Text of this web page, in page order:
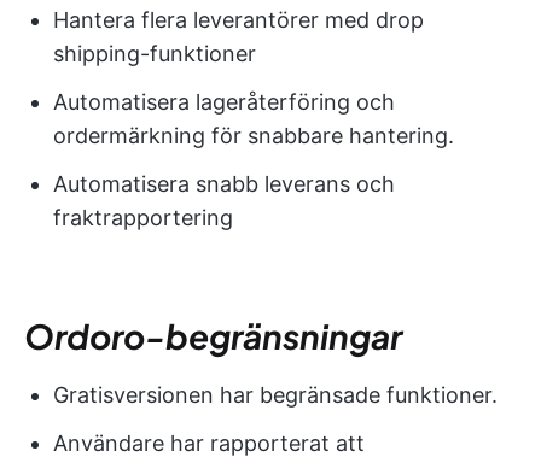
Hantera flera leverantörer med drop
shipping-funktioner
Automatisera lageråterföring och
ordermärkning för snabbare hantering.
Automatisera snabb leverans och
fraktrapportering
Ordoro-begränsningar
Gratisversionen har begränsade funktioner.
Användare har rapporterat att